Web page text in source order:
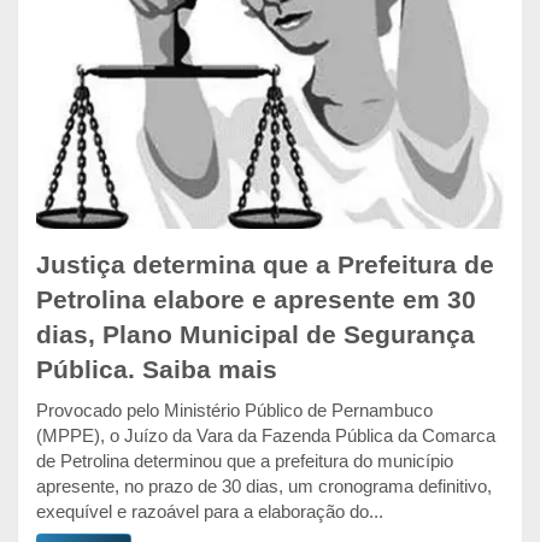
Justiça determina que a Prefeitura de
Petrolina elabore e apresente em 30
dias, Plano Municipal de Segurança
Pública. Saiba mais
Provocado pelo Ministério Público de Pernambuco
(MPPE), o Juízo da Vara da Fazenda Pública da Comarca
de Petrolina determinou que a prefeitura do município
apresente, no prazo de 30 dias, um cronograma definitivo,
exequível e razoável para a elaboração do...